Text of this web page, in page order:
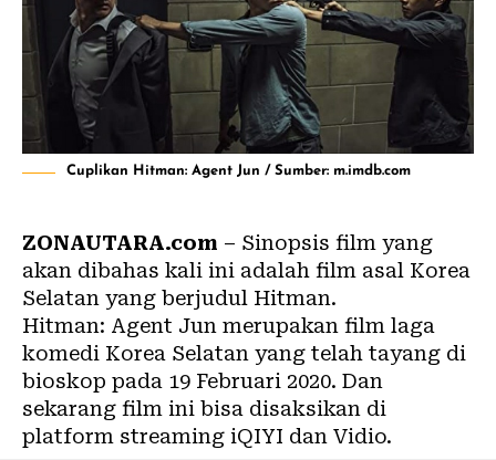
Cuplikan Hitman: Agent Jun / Sumber: m.imdb.com
ZONAUTARA.com – Sinopsis film yang
akan dibahas kali ini adalah film asal Korea
Selatan yang berjudul Hitman.
Hitman: Agent Jun merupakan film laga
komedi Korea Selatan yang telah tayang di
bioskop pada 19 Februari 2020. Dan
sekarang film ini bisa disaksikan di
platform streaming iQIYI dan Vidio.